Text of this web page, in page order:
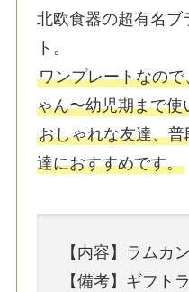
北欧食器の超有名ブ
ト。
ワンプレートなの
ゃん〜幼児期まで使
おしゃれな友達、
達におすすめです。
【内容】ラムカ
【備考】ギフト